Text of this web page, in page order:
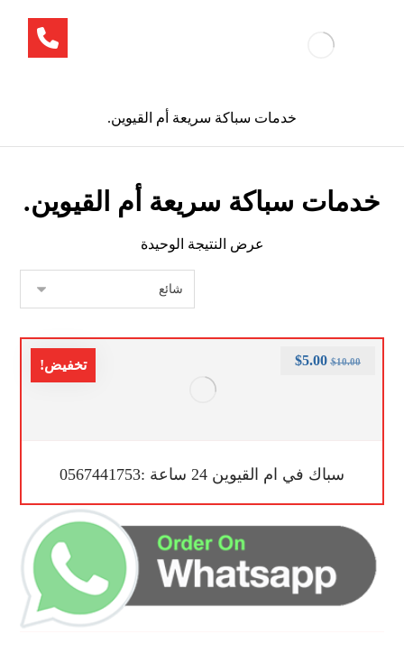
خدمات سباكة سريعة أم القيوين.
خدمات سباكة سريعة أم القيوين.
عرض النتيجة الوحيدة
تخفيض!
سباك في ام القيوين 24 ساعة :0567441753
$10.00
$5.00